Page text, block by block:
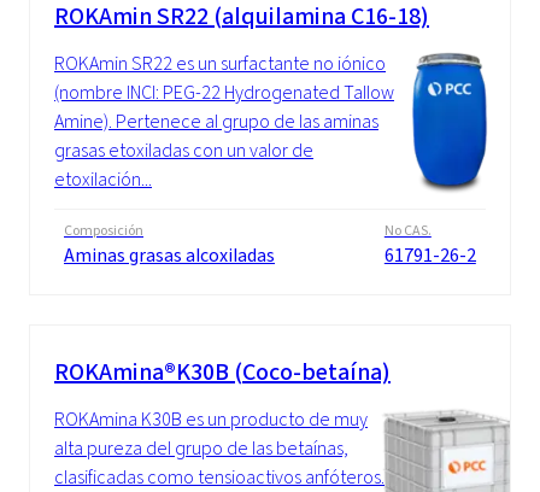
ROKAmin SR22 (alquilamina C16-18)
ROKAmin SR22 es un surfactante no iónico
(nombre INCI: PEG-22 Hydrogenated Tallow
Amine). Pertenece al grupo de las aminas
grasas etoxiladas con un valor de
etoxilación...
Composición
Aminas grasas alcoxiladas
No CAS.
61791-26-2
ROKAmina®K30B (Coco-betaína)
ROKAmina K30B es un producto de muy
alta pureza del grupo de las betaínas,
clasificadas como tensioactivos anfóteros.